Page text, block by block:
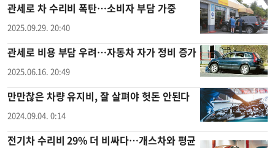
관세로 차 수리비 폭탄…소비자 부담 가중
2025.09.29. 20:40
관세로 비용 부담 우려…자동차 자가 정비 증가
2025.06.16. 20:49
만만찮은 차량 유지비, 잘 살펴야 헛돈 안된다
2024.09.04. 0:14
전기차 수리비 29% 더 비싸다…개스차와 평균